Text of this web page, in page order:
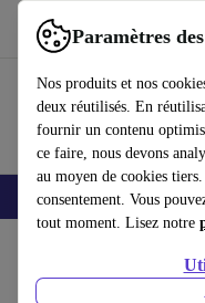
Paramètres
Nos produits et nos
deux réutilisés. En
fournir un contenu
ce faire, nous devons
au moyen de cookies
consentement. Vous
tout moment. Lisez notre
Utilisez refurbed
Smartphones Laptops
Ordinateurs de